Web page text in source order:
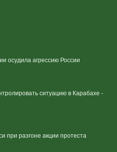
осудила агрессию России
ситуацию в Карабахе -
при разгоне акции протеста